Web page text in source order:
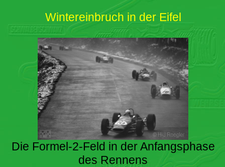
Wintereinbruch in der Eifel
Die Formel-2-Feld in der Anfangsphase
des Rennens